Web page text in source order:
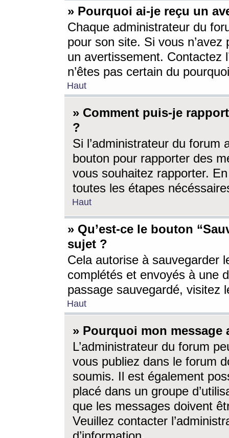
» Pourquoi ai-je reçu un
Chaque administrateur du
pour son site. Si vous
un avertissement. Contactez
n’êtes pas certain du
Haut
» Comment puis-je
?
Si l’administrateur du forum
bouton pour rapporter des
vous souhaitez rapporter.
toutes les étapes
Haut
» Qu’est-ce le bouton
sujet ?
Cela autorise à sauvegarder
complétés et envoyés à une
passage sauvegardé, visitez
Haut
» Pourquoi mon message
L’administrateur du forum
vous publiez dans le forum
soumis. Il est également
placé dans un groupe
que les messages doivent
Veuillez contacter